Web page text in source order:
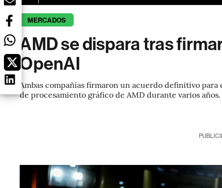
MERCADOS
AMD se dispara tras
OpenAI
Ambas compañías firmaron un acuerdo definitivo
de procesamiento gráfico de AMD durante varios años.